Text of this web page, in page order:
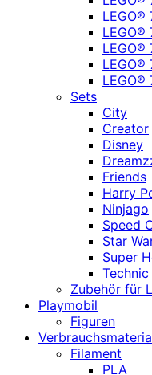
LEGO®
LEGO®
LEGO®
LEGO®
LEGO®
Sets
City
Creator
Disney
Friends
Harry
Ninjago
Speed
Star
Super
Technic
Zubehör für
Playmobil
Figuren
Filament
PLA